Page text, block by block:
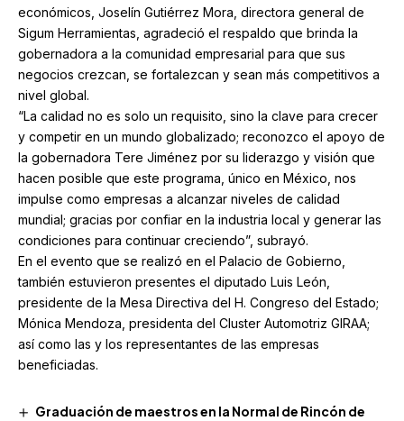
económicos, Joselín Gutiérrez Mora, directora general de
Sigum Herramientas, agradeció el respaldo que brinda la
gobernadora a la comunidad empresarial para que sus
negocios crezcan, se fortalezcan y sean más competitivos a
nivel global.
“La calidad no es solo un requisito, sino la clave para crecer
y competir en un mundo globalizado; reconozco el apoyo de
la gobernadora Tere Jiménez por su liderazgo y visión que
hacen posible que este programa, único en México, nos
impulse como empresas a alcanzar niveles de calidad
mundial; gracias por confiar en la industria local y generar las
condiciones para continuar creciendo”, subrayó.
En el evento que se realizó en el Palacio de Gobierno,
también estuvieron presentes el diputado Luis León,
presidente de la Mesa Directiva del H. Congreso del Estado;
Mónica Mendoza, presidenta del Cluster Automotriz GIRAA;
así como las y los representantes de las empresas
beneficiadas.
Graduación de maestros en la Normal de Rincón de